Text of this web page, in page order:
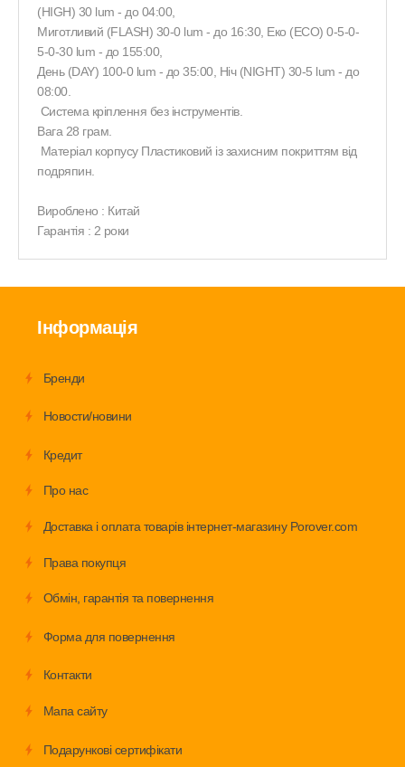
(HIGH) 30 lum - до 04:00,
Миготливий (FLASH) 30-0 lum - до 16:30, Еко (ECO) 0-5-0-
5-0-30 lum - до 155:00,
День (DAY) 100-0 lum - до 35:00, Ніч (NIGHT) 30-5 lum - до
08:00.
Система кріплення без інструментів.
Вага 28 грам.
Матеріал корпусу Пластиковий із захисним покриттям від
подряпин.
Вироблено : Китай
Гарантія : 2 роки
Інформація
Бренди
Новости/новини
Кредит
Про нас
Доставка і оплата товарів інтернет-магазину Porover.com
Права покупця
Обмiн, гарантія та повернення
Форма для повернення
Контакти
Мапа сайту
Подарункові сертифікати